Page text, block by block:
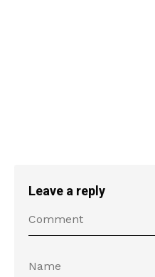
Leave a reply